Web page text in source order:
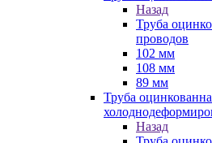
Назад
Труба
проводов
102 мм
108 мм
89 мм
Труба
Назад